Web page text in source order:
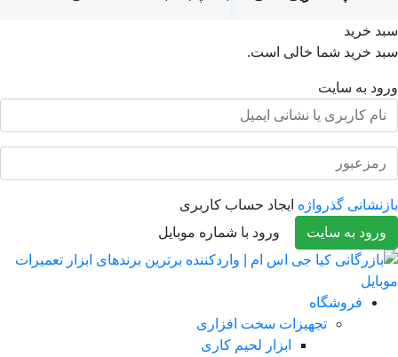
خرید
خرید شما خالی است.
به سایت
گذرواژه
ایجاد حساب کاربری
به سایت
ورود با شماره موبایل
فروشگاه
تجهیزات سخت افزاری
ابزار لحیم کاری